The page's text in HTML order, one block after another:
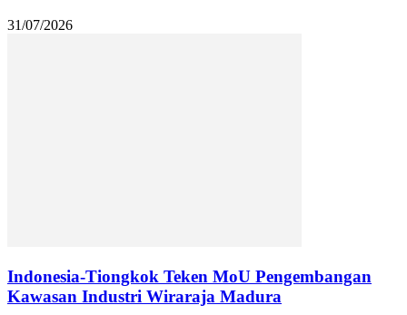
31/07/2026
Indonesia-Tiongkok Teken MoU Pengembangan
Kawasan Industri Wiraraja Madura